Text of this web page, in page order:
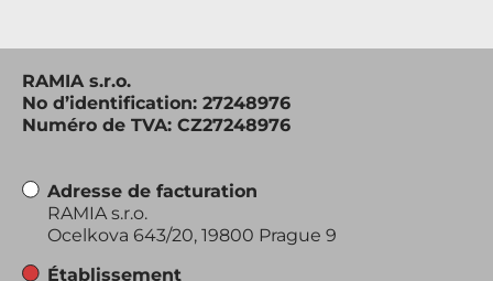
RAMIA s.r.o.
No d’identification: 27248976
Numéro de TVA: CZ27248976
Adresse de facturation
RAMIA s.r.o.
Ocelkova 643/20, 19800 Prague 9
Établissement